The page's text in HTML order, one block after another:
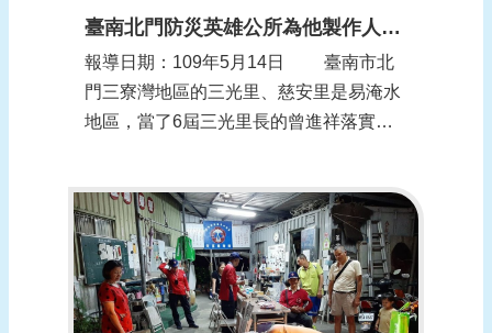
臺南北門防災英雄公所為他製作人形立牌還辦揭幕
報導日期：109年5月14日 臺南市北
門三寮灣地區的三光里、慈安里是易淹水
地區，當了6屆三光里長的曾進祥落實防
辦揭幕。 曾進祥謙虛地說，北門區10
里長對防汛工作都很認真和盡責，因防災
工作攸關里民生命財產安全，馬虎不得，
他獲...